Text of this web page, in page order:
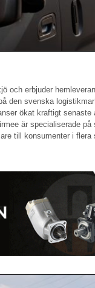
och erbjuder
den svenska
ökat kraftigt senaste
är specialiserade på
till konsumenter i flera